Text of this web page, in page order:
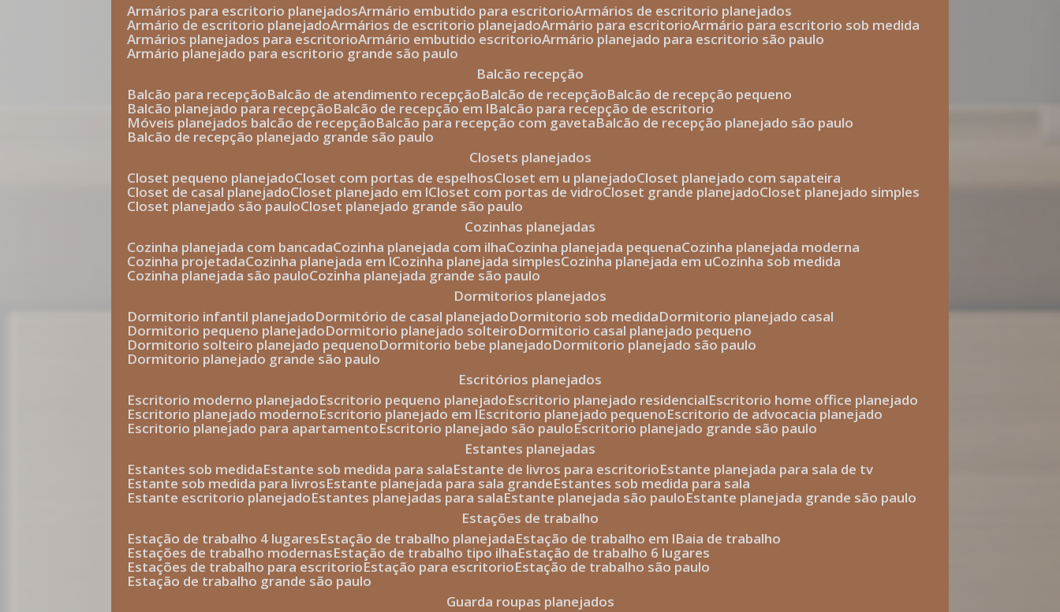
armários para escritorio planejados armário embutido para escritorio armários de escritorio planejados
armário de escritorio planejado armários de escritorio planejado armário para escritorio armário para escritorio sob medida
armários planejados para escritorio armário embutido escritorio armário planejado para escritorio são paulo
armário planejado para escritorio grande são paulo
balcão recepção
balcão para recepção
balcão de atendimento recepção balcão de recepção balcão de recepção pequeno
balcão planejado para recepção balcão de recepção em l balcão para recepção de escritorio
móveis planejados balcão de recepção balcão para recepção com gaveta balcão de recepção planejado são paulo
balcão de recepção planejado grande são paulo
closets planejados
closet pequeno planejado closet com portas de espelhos closet em u planejado closet planejado com sapateira
closet de casal planejado closet planejado em l closet com portas de vidro closet grande planejado closet planejado simples
closet planejado são paulo closet planejado grande são paulo
cozinhas planejadas
cozinha planejada com bancada cozinha planejada com ilha cozinha planejada pequena cozinha planejada moderna
cozinha projetada cozinha planejada em l cozinha planejada simples cozinha planejada em u cozinha sob medida
cozinha planejada são paulo cozinha planejada grande são paulo
dormitorios planejados
dormitorio infantil planejado
dormitório de casal planejado dormitorio sob medida dormitorio planejado casal
dormitorio pequeno planejado dormitorio planejado solteiro dormitorio casal planejado pequeno
dormitorio solteiro planejado pequeno dormitorio bebe planejado dormitorio planejado são paulo
dormitorio planejado grande são paulo
escritórios planejados
escritorio moderno planejado escritorio pequeno planejado escritorio planejado residencial escritorio home office planejado
escritorio planejado moderno escritorio planejado em l escritorio planejado pequeno escritorio de advocacia planejado
escritorio planejado para apartamento escritorio planejado são paulo escritorio planejado grande são paulo
estantes planejadas
estantes sob medida estante sob medida para sala estante de livros para escritorio estante planejada para sala de tv
estante sob medida para livros estante planejada para sala grande estantes sob medida para sala
estante escritorio planejado estantes planejadas para sala estante planejada são paulo estante planejada grande são paulo
estações de trabalho
estação de trabalho 4 lugares estação de trabalho planejada estação de trabalho em l baia de trabalho
estações de trabalho modernas estação de trabalho tipo ilha estação de trabalho 6 lugares
estações de trabalho para escritorio estação para escritorio estação de trabalho são paulo
estação de trabalho grande são paulo
guarda roupas planejados